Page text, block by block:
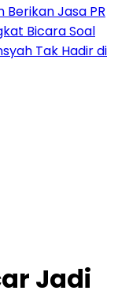
Jasa PR
Bicara Soal
Tak Hadir di
Jadi